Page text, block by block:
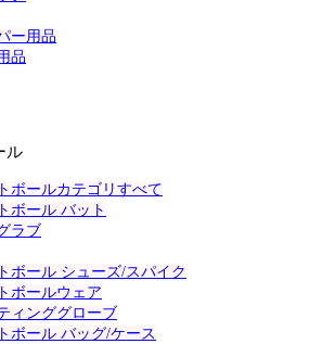
ー用品
品
ル
ボールカテゴリすべて
ボール バット
ラブ
ボール シューズ/スパイク
ボールウェア
ィンググローブ
ボール バッグ/ケース